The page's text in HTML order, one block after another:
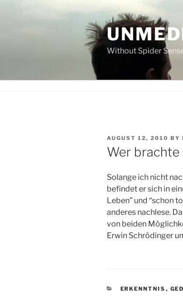
Without Spider
POSTED
ON
AUGUST 12, 2010 BY
Wer brachte
Solange ich nicht
befindet er sich in
Leben” und “schon
anderes nachlese.
von beiden
Erwin Schrödinger
CATEGORIES
ERKENNTNIS ,